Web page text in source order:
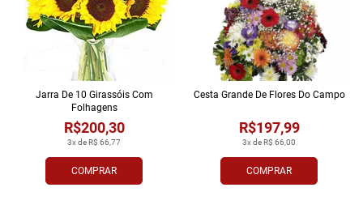
COMPRAR
3x de R$ 66,77
R$200,30
Jarra De 10 Girassóis Com
Folhagens
COMPRAR
3x de R$ 66,00
R$197,99
Cesta Grande De Flores Do Campo